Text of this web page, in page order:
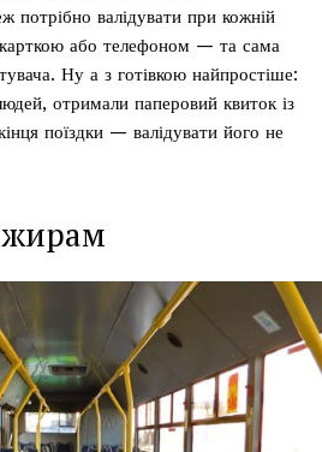
потрібно валідувати при кожній
карткою або телефоном — та сама
Ну а з готівкою найпростіше:
отримали паперовий квиток із
поїздки — валідувати його не